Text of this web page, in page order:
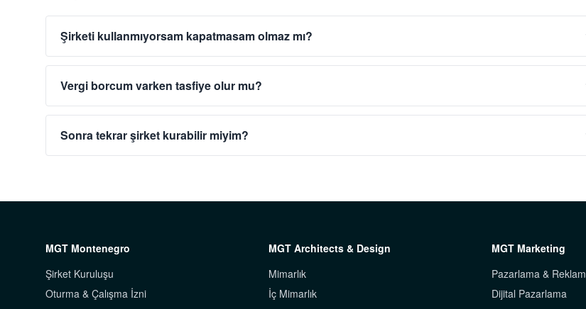
Şirketi kullanmıyorsam kapatmasam olmaz mı?
Vergi borcum varken tasfiye olur mu?
Sonra tekrar şirket kurabilir miyim?
MGT Montenegro
Şirket Kuruluşu
Oturma & Çalışma İzni
MGT Architects & Design
Mimarlık
İç Mimarlık
MGT Marketing
Pazarlama & Reklam
Dijital Pazarlama